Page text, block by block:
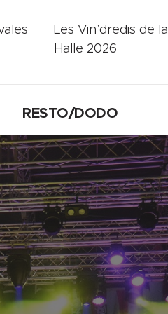
Les Vin’dredis de la
Halle 2026
RESTO/DODO